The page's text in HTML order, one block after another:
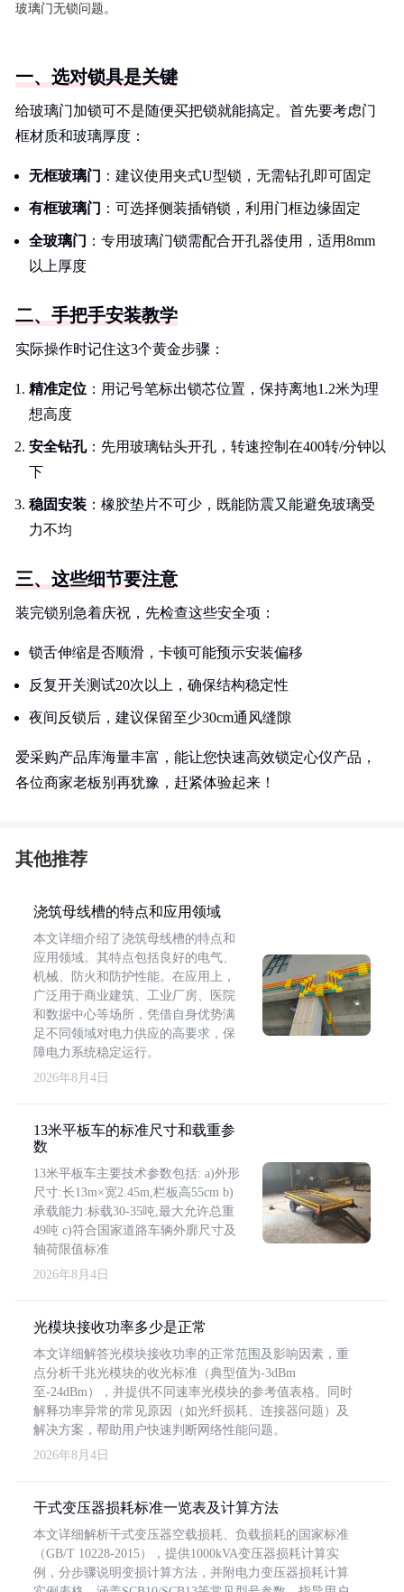
玻璃门无锁问题。
一、选对锁具是关键
给玻璃门加锁可不是随便买把锁就能搞定。首先要考虑门
框材质和玻璃厚度：
无框玻璃门 ：建议使用夹式U型锁，无需钻孔即可固定
有框玻璃门 ：可选择侧装插销锁，利用门框边缘固定
全玻璃门 ：专用玻璃门锁需配合开孔器使用，适用8mm
以上厚度
二、手把手安装教学
实际操作时记住这3个黄金步骤：
精准定位 ：用记号笔标出锁芯位置，保持离地1.2米为理
想高度
安全钻孔：先用玻璃钻头开孔，转速控制在400转/分钟以
下
稳固安装 ：橡胶垫片不可少，既能防震又能避免玻璃受
力不均
三、这些细节要注意
装完锁别急着庆祝，先检查这些安全项：
锁舌伸缩是否顺滑，卡顿可能预示安装偏移
反复开关测试20次以上，确保结构稳定性
夜间反锁后，建议保留至少30cm通风缝隙
爱采购产品库海量丰富，能让您快速高效锁定心仪产品，
各位商家老板别再犹豫，赶紧体验起来！
其他推荐
浇筑母线槽的特点和应用领域
本文详细介绍了浇筑母线槽的特点和
应用领域。其特点包括良好的电气、
机械、防火和防护性能。在应用上，
广泛用于商业建筑、工业厂房、医院
和数据中心等场所，凭借自身优势满
足不同领域对电力供应的高要求，保
障电力系统稳定运行。
2026年8月4日
13米平板车的标准尺寸和载重参
数
13米平板车主要技术参数包括: a)外形
尺寸:长13m×宽2.45m,栏板高55cm b)
承载能力:标载30-35吨,最大允许总重
49吨 c)符合国家道路车辆外廓尺寸及
轴荷限值标准
2026年8月4日
光模块接收功率多少是正常
本文详细解答光模块接收功率的正常范围及影响因素，重
点分析千兆光模块的收光标准（典型值为-3dBm
至-24dBm），并提供不同速率光模块的参考值表格。同时
解释功率异常的常见原因（如光纤损耗、连接器问题）及
解决方案，帮助用户快速判断网络性能问题。
2026年8月4日
干式变压器损耗标准一览表及计算方法
本文详细解析干式变压器空载损耗、负载损耗的国家标准
（GB/T 10228-2015），提供1000kVA变压器损耗计算实
例，分步骤说明变损计算方法，并附电力变压器损耗计算